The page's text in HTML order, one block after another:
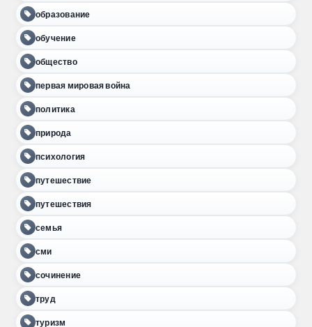
образование
обучение
общество
первая мировая война
политика
природа
психология
путешествие
путешествия
семья
сми
сочинение
труд
туризм